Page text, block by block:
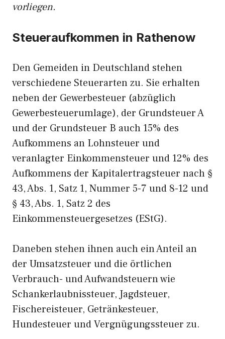
vorliegen.
Steueraufkommen in Rathenow
Den Gemeiden in Deutschland stehen
verschiedene Steuerarten zu. Sie erhalten
neben der Gewerbesteuer (abzüglich
Gewerbesteuerumlage), der Grundsteuer A
und der Grundsteuer B auch 15% des
Aufkommens an Lohnsteuer und
veranlagter Einkommensteuer und 12% des
Aufkommens der Kapitalertragsteuer nach §
43, Abs. 1, Satz 1, Nummer 5-7 und 8-12 und
§ 43, Abs. 1, Satz 2 des
Einkommensteuergesetzes (EStG).
Daneben stehen ihnen auch ein Anteil an
der Umsatzsteuer und die örtlichen
Verbrauch- und Aufwandsteuern wie
Schankerlaubnissteuer, Jagdsteuer,
Fischereisteuer, Getränkesteuer,
Hundesteuer und Vergnügungssteuer zu.